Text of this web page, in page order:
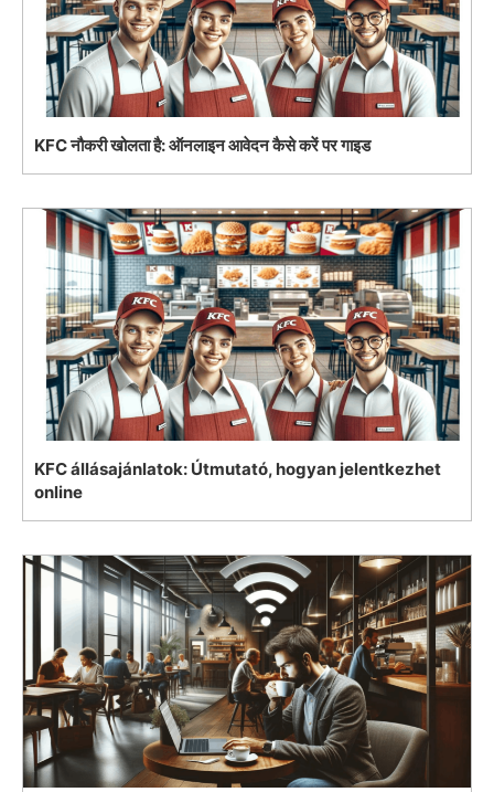
KFC नौकरी खोलता है: ऑनलाइन आवेदन कैसे करें पर गाइड
KFC állásajánlatok: Útmutató, hogyan jelentkezhet
online